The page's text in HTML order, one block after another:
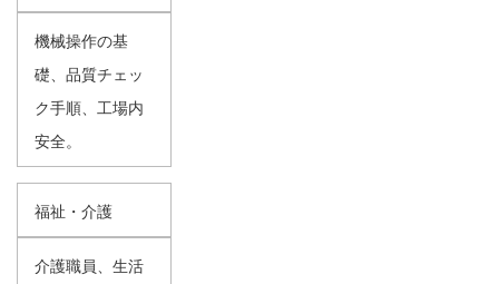
機械操作の基
礎、品質チェッ
ク手順、工場内
安全。
福祉・介護
介護職員、生活